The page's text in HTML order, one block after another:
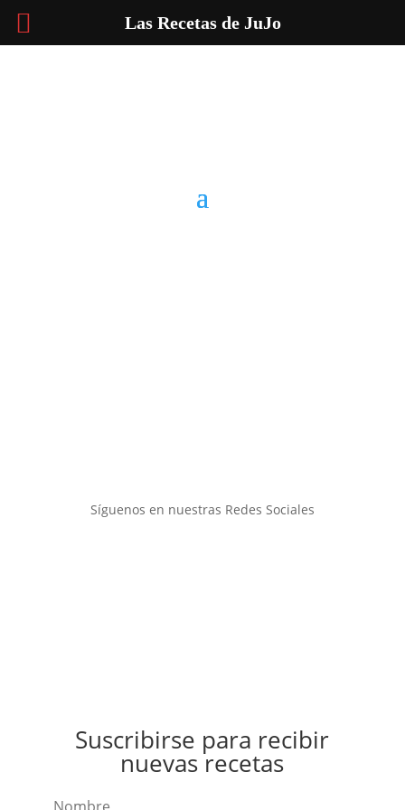
Síguenos en nuestras Redes Sociales
Suscribirse para recibir
nuevas recetas
Las Recetas de JuJo